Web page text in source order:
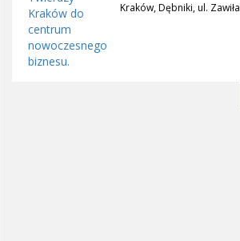
Kraków, Dębniki, ul. Zawiła